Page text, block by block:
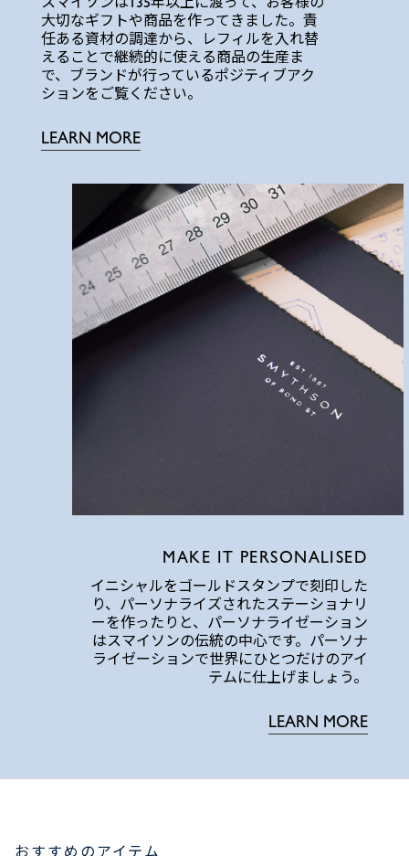
大切なギフトや商品を作ってきました。責
任ある資材の調達から、レフィルを入れ替
えることで継続的に使える商品の生産ま
で、ブランドが行っているポジティブアク
ションをご覧ください。
LEARN MORE
MAKE IT PERSONALISED
イニシャルをゴールドスタンプで刻印した
り、パーソナライズされたステーショナリ
ーを作ったりと、パーソナライゼーション
はスマイソンの伝統の中心です。パーソナ
ライゼーションで世界にひとつだけのアイ
テムに仕上げましょう。
LEARN MORE
おすすめのアイテム